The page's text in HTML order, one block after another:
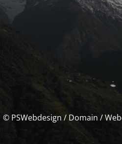
© PSWebdesign / Domain /